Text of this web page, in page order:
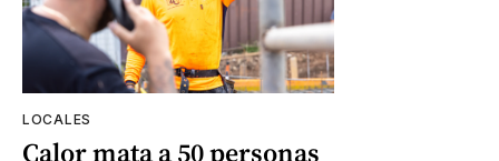
LOCALES
Calor mata a 50 personas